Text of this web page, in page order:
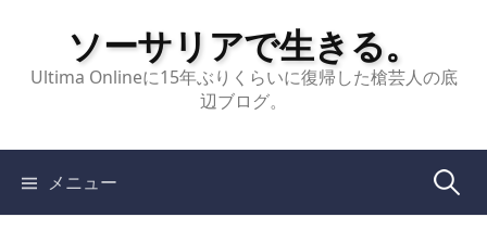
ソーサリアで生きる。
Ultima Onlineに15年ぶりくらいに復帰した槍芸人の底
辺ブログ。
メニュー 検